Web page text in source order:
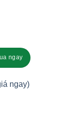
ngay)
ngay